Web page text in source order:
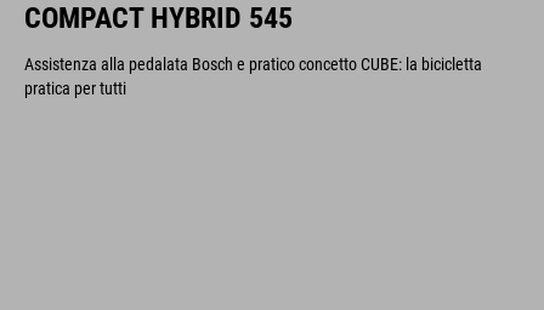
COMPACT HYBRID 545
Assistenza alla pedalata Bosch e pratico concetto CUBE: la bicicletta
pratica per tutti